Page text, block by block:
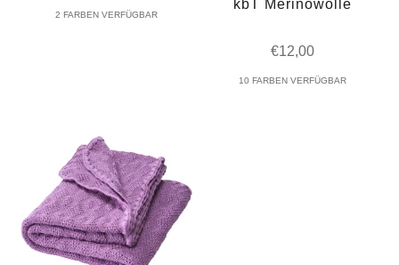
2 FARBEN VERFÜGBAR
kbT Merinowolle
Angebot
€12,00
10 FARBEN VERFÜGBAR